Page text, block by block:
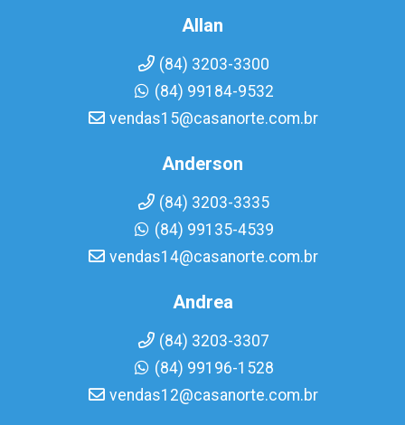
Allan
(84) 3203-3300
(84) 99184-9532
vendas15@casanorte.com.br
Anderson
(84) 3203-3335
(84) 99135-4539
vendas14@casanorte.com.br
Andrea
(84) 3203-3307
(84) 99196-1528
vendas12@casanorte.com.br